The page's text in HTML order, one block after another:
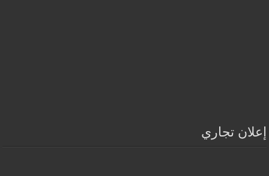
إعلان تجاري